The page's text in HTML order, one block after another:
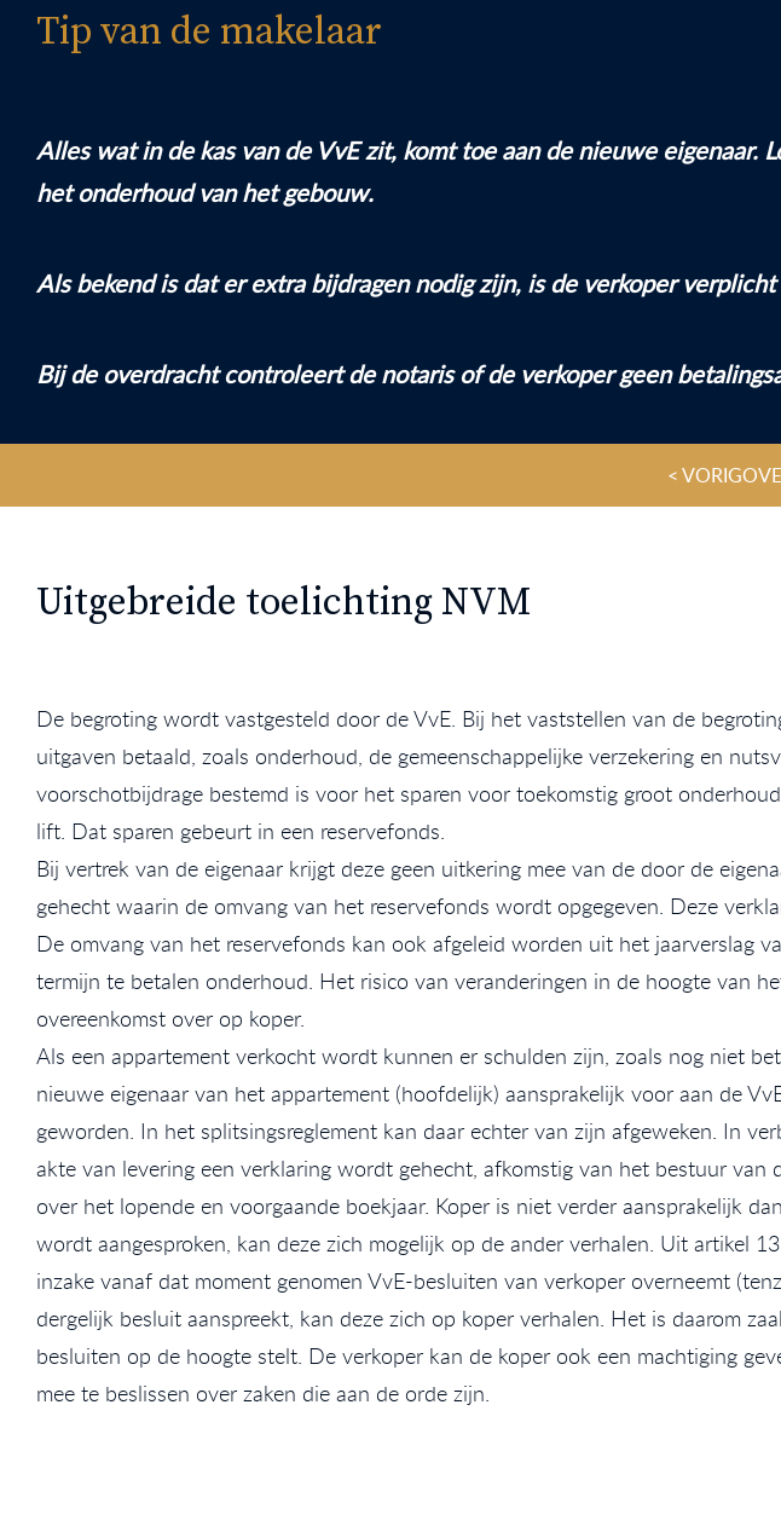
Tip van de makelaar
Alles wat in de kas van de VvE zit, komt toe aan de nieuwe eigenaar.
het onderhoud van het gebouw.
Als bekend is dat er extra bijdragen nodig zijn, is de verkoper
Bij de overdracht controleert de notaris of de verkoper geen
< VORIG
Uitgebreide toelichting NVM
De begroting wordt vastgesteld door de VvE. Bij het vaststellen van de
uitgaven betaald, zoals onderhoud, de gemeenschappelijke verzekering en
voorschotbijdrage bestemd is voor het sparen voor toekomstig groot
lift. Dat sparen gebeurt in een reservefonds.
Bij vertrek van de eigenaar krijgt deze geen uitkering mee van de door de
gehecht waarin de omvang van het reservefonds wordt opgegeven. Deze
De omvang van het reservefonds kan ook afgeleid worden uit het jaarverslag
termijn te betalen onderhoud. Het risico van veranderingen in de hoogte van
overeenkomst over op koper.
Als een appartement verkocht wordt kunnen er schulden zijn, zoals nog niet
nieuwe eigenaar van het appartement (hoofdelijk) aansprakelijk voor aan de
geworden. In het splitsingsreglement kan daar echter van zijn afgeweken. In
akte van levering een verklaring wordt gehecht, afkomstig van het bestuur van
over het lopende en voorgaande boekjaar. Koper is niet verder aansprakelijk
wordt aangesproken, kan deze zich mogelijk op de ander verhalen. Uit artikel
inzake vanaf dat moment genomen VvE-besluiten van verkoper overneemt
dergelijk besluit aanspreekt, kan deze zich op koper verhalen. Het is daarom
besluiten op de hoogte stelt. De verkoper kan de koper ook een machtiging
mee te beslissen over zaken die aan de orde zijn.